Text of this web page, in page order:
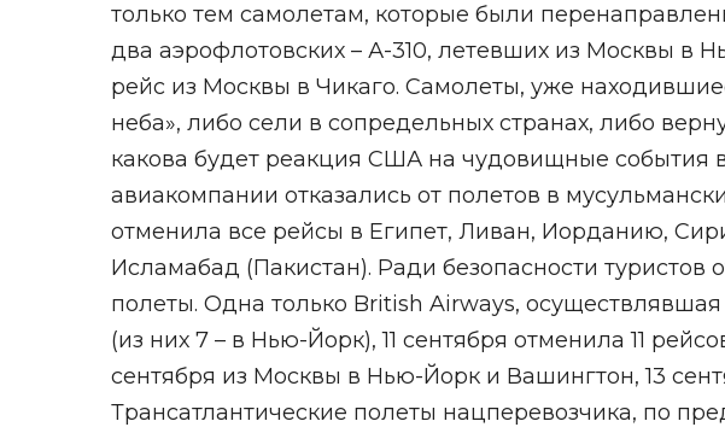
только тем самолетам, которые были
два аэрофлотовских – А-310, летевших из Москвы в
рейс из Москвы в Чикаго. Самолеты, уже
неба», либо сели в сопредельных странах, либо
какова будет реакция США на чудовищные события
авиакомпании отказались от полетов в
отменила все рейсы в Египет, Ливан, Иорданию,
Исламабад (Пакистан). Ради безопасности туристов
полеты. Одна только British Airways,
(из них 7 – в Нью-Йорк), 11 сентября отменила 11
сентября из Москвы в Нью-Йорк и Вашингтон, 13
Трансатлантические полеты нацперевозчика, по